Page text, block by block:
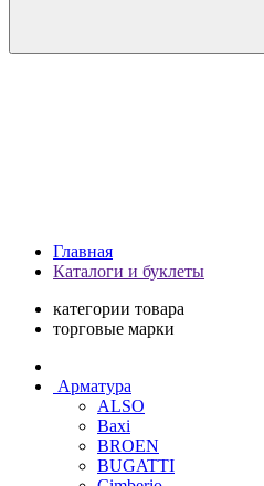
Главная
Каталоги и буклеты
категории товара
торговые марки
Арматура
ALSO
Baxi
BROEN
BUGATTI